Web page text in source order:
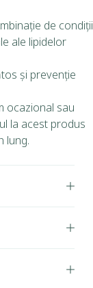
de condiții
ale lipidelor
și prevenție
ocazional sau
la acest produs
lung.